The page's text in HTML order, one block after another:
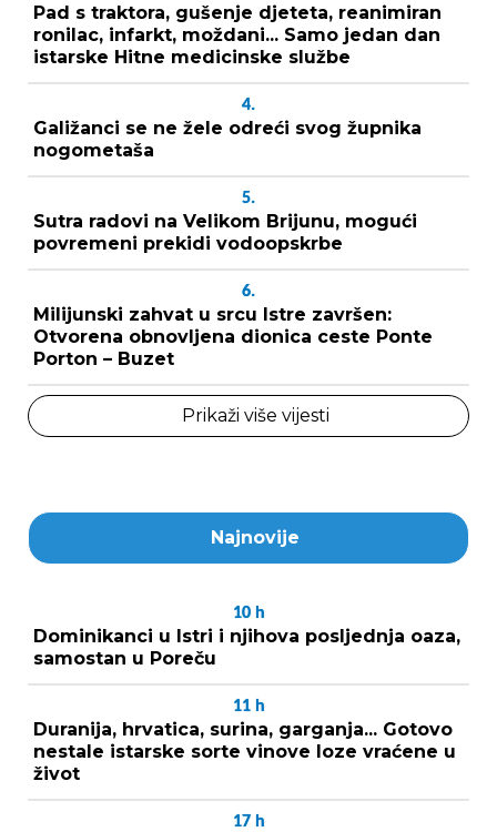
Pad s traktora, gušenje djeteta, reanimiran
ronilac, infarkt, moždani... Samo jedan dan
istarske Hitne medicinske službe
4.
Galižanci se ne žele odreći svog župnika
nogometaša
5.
Sutra radovi na Velikom Brijunu, mogući
povremeni prekidi vodoopskrbe
6.
Milijunski zahvat u srcu Istre završen:
Otvorena obnovljena dionica ceste Ponte
Porton – Buzet
Prikaži više vijesti
Najnovije
10 h
Dominikanci u Istri i njihova posljednja oaza,
samostan u Poreču
11 h
Duranija, hrvatica, surina, garganja... Gotovo
nestale istarske sorte vinove loze vraćene u
život
17 h